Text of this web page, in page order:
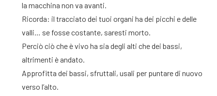
la macchina non va avanti.
Ricorda: il tracciato dei tuoi organi ha dei picchi e delle
valli… se fosse costante, saresti morto.
Perciò ciò che è vivo ha sia degli alti che dei bassi,
altrimenti è andato.
Approfitta dei bassi, sfruttali, usali per puntare di nuovo
verso l’alto.